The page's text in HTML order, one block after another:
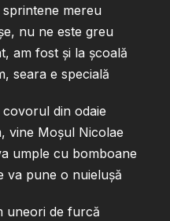
mereu
nu ne este greu
am fost și la școală
seara e specială
din odaie
vine Moșul Nicolae
umple cu bomboane
va pune o nuielușă
uneori de furcă